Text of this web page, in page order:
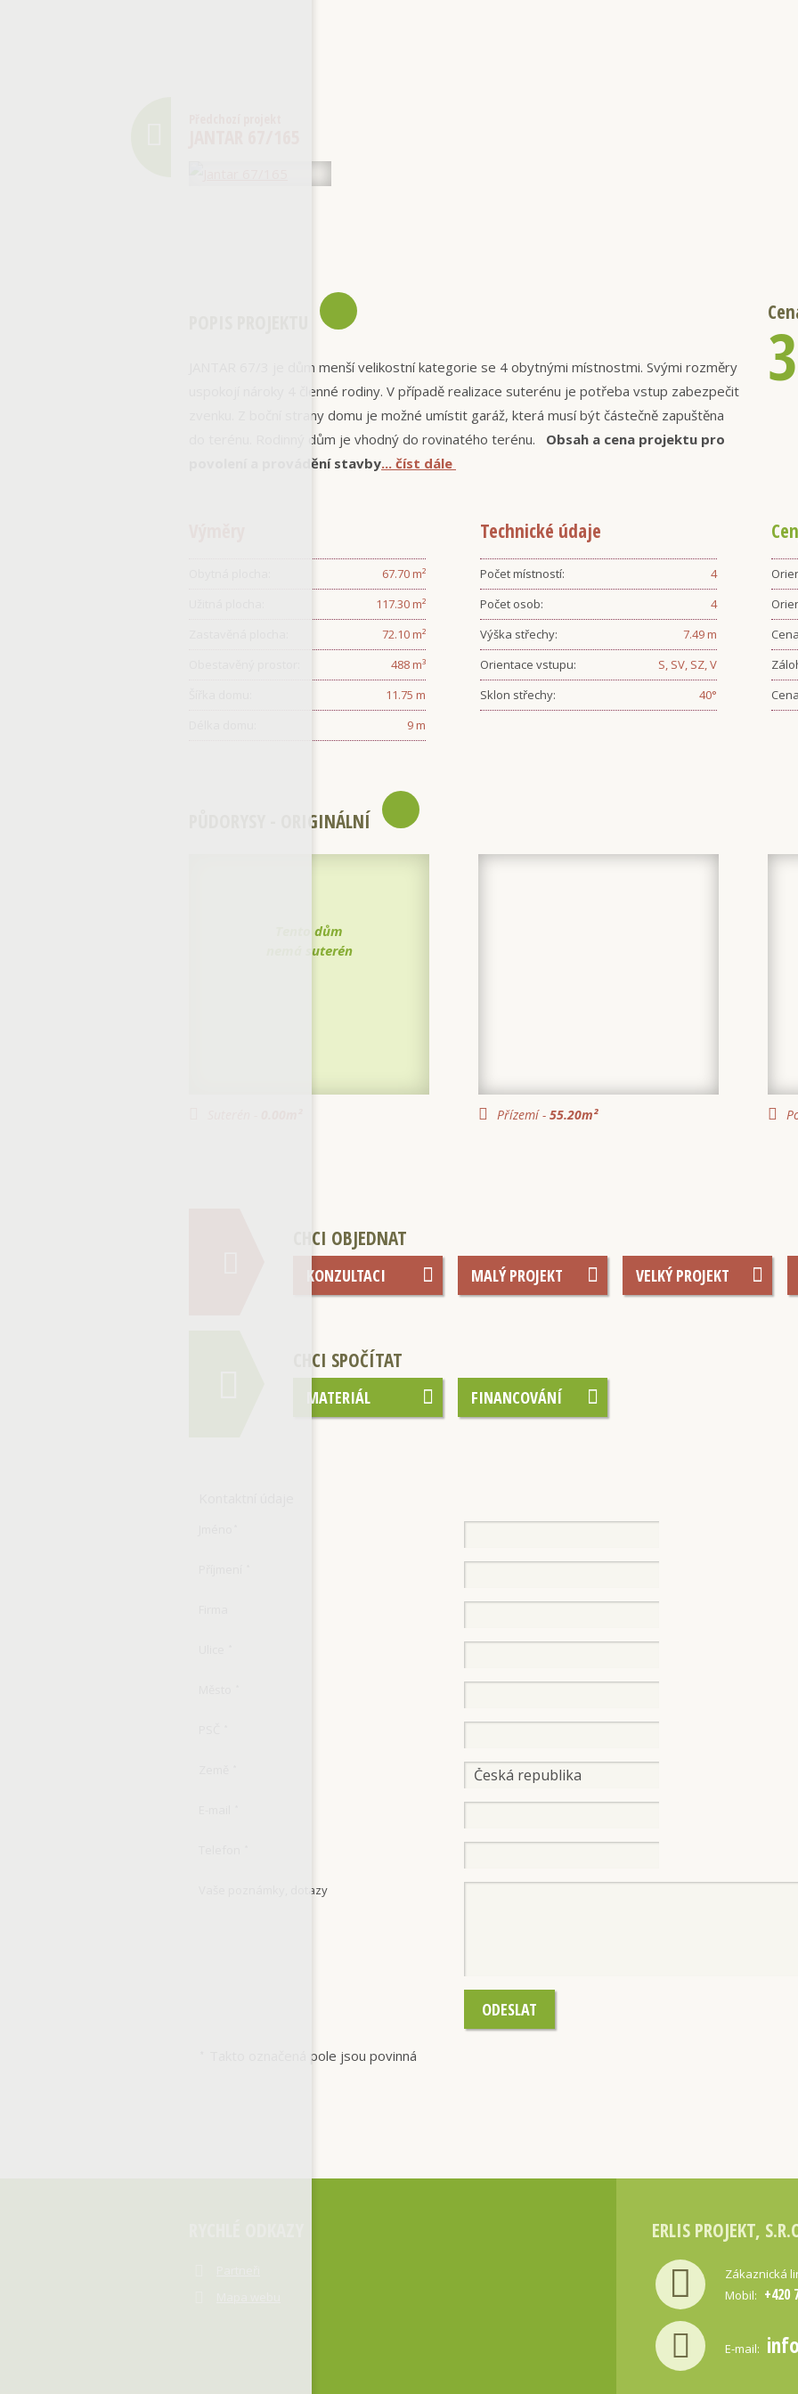
JANTAR 67/3 je dům menší velikostní kategorie se 4 obytnými místnostmi. Svými rozměry
uspokojí nároky 4 členné rodiny. V případě realizace suterénu je potřeba vstup zabezpečit
zvenku. Z boční strany domu je možné umístit garáž, která musí být částečně zapuštěna
do terénu. Rodinný dům je vhodný do rovinatého terénu. Obsah a cena projektu pro
povolení a provádění stavby... číst dále
67.70m²
117.30m²
72.10m²
488m³
11.75 m
9m
Technické údaje
Počet místností:
4
Počet osob:
4
Výška střechy:
7.49m
Orientace vstupu:
S, SV, SZ, V
Sklon střechy:
40°
PŮDORYSY - ORIGINÁLNÍ
Tento dům
nemá suterén
Přízemí - 55.20m²
CHCI OBJEDNAT
KONZULTACI MALÝ PROJEKT VELKÝ PROJEKT
CHCI SPOČÍTAT
MATERIÁL FINANCOVÁNÍ
Vaše poznámky, dotazy
ODESLAT
Takto označená pole jsou povinná
ERLIS PROJEKT,
Zákaznická
Mobil: +420
E-mail: